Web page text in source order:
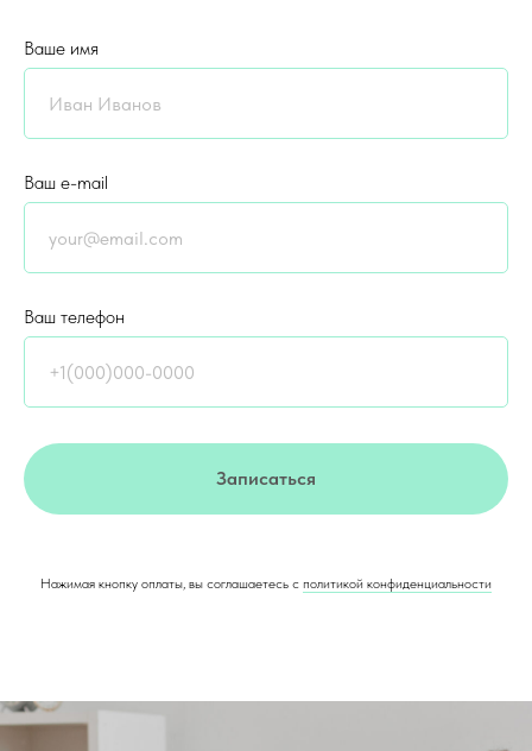
Ваше имя
Ваш e-mail
Ваш телефон
Записаться
Нажимая кнопку оплаты, вы соглашаетесь с политикой конфиденциальности